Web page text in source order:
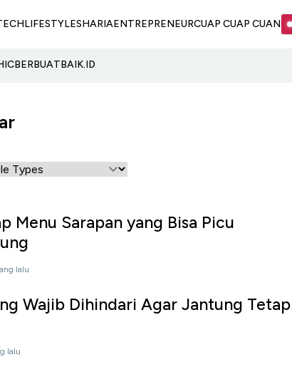
LIFESTYLESHARIAENTREPRENEURCUAP CUAP CUAN
BERBUATBAIK.ID
Menu Sarapan yang Bisa Picu
lalu
Wajib Dihindari Agar Jantung Tetap
lalu